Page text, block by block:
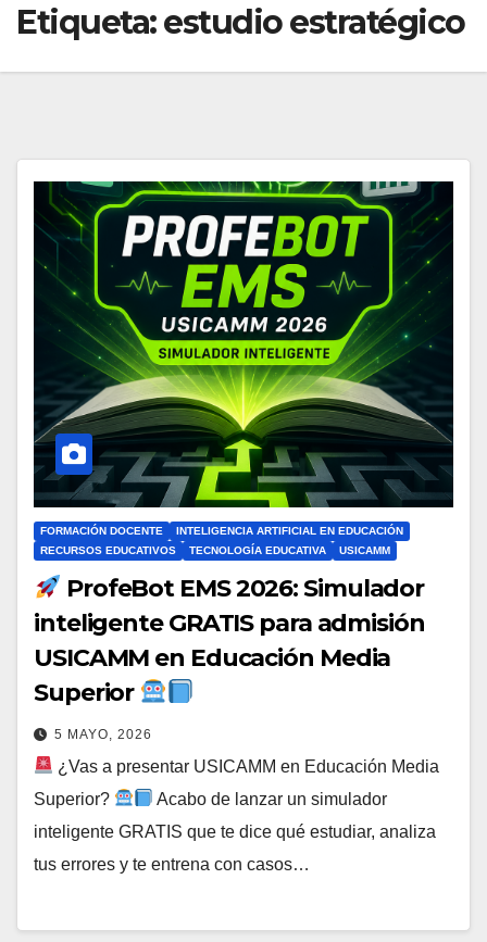
Etiqueta:estudio estratégico
FORMACIÓN DOCENTE
INTELIGENCIA ARTIFICIAL EN EDUCACIÓN
RECURSOS EDUCATIVOS
TECNOLOGÍA EDUCATIVA USICAMM
ProfeBot EMS 2026: Simulador
inteligente GRATIS para admisión
USICAMM en Educación Media
Superior
5 MAYO, 2026
¿Vas a presentar USICAMM en Educación Media
Superior?
Acabo de lanzar un simulador
inteligente GRATIS que te dice qué estudiar, analiza
tus errores y te entrena con casos…